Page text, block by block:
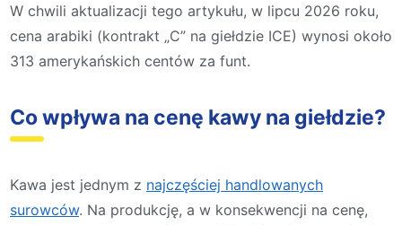
W chwili aktualizacji tego artykułu, w lipcu 2026 roku,
cena arabiki (kontrakt „C” na giełdzie ICE) wynosi około
313 amerykańskich centów za funt.
Co wpływa na cenę kawy na giełdzie?
Kawa jest jednym z najczęściej handlowanych
surowców. Na produkcję, a w konsekwencji na cenę,